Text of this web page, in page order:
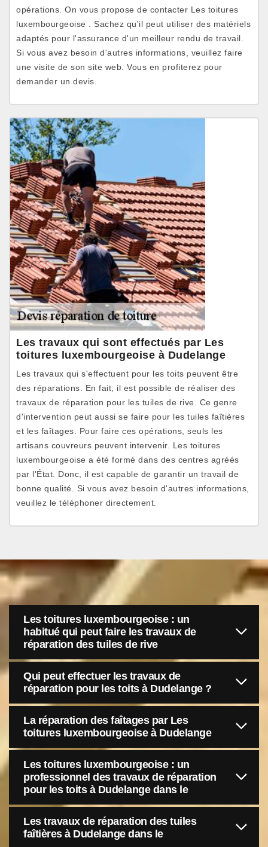
opérations. On vous propose de contacter Les toitures
luxembourgeoise . Sachez qu'il peut utiliser des matériels
adaptés pour l'assurance d'un meilleur rendu de travail.
Si vous avez besoin d'autres informations, veuillez faire
une visite de son site web. Vous en profiterez pour
demander un devis.
Les travaux qui sont effectués par Les
toitures luxembourgeoise à Dudelange
Les travaux qui s'effectuent pour les toits peuvent être
des réparations. En fait, il est possible de réaliser des
travaux de réparation pour les tuiles de rive. Ce genre
d'intervention peut aussi se faire pour les tuiles faîtières
et les faîtages. Pour faire ces opérations, seuls les
artisans couvreurs peuvent intervenir. Les toitures
luxembourgeoise a été formé dans des centres agréés
par l'État. Donc, il est capable de garantir un travail de
bonne qualité. Si vous avez besoin d'autres informations,
veuillez le téléphoner directement.
Les toitures luxembourgeoise : un
habitué qui peut faire les travaux de
réparation des tuiles de rive
Qui peut effectuer les travaux de
réparation pour les toits à Dudelange ?
La réparation des faîtages par Les
toitures luxembourgeoise à Dudelange
Les toitures luxembourgeoise : un
professionnel des travaux de réparation
pour les toits à Dudelange dans le
Les travaux de réparation des tuiles
faîtières à Dudelange dans le